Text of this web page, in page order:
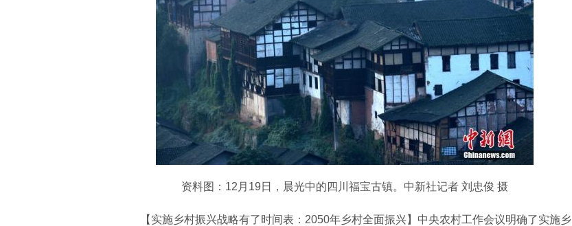
资料图：12月19日，晨光中的四川福宝古镇。中新社记者 刘忠俊 摄
【实施乡村振兴战略有了时间表：2050年乡村全面振兴】中央农村工作会议明确了实施乡